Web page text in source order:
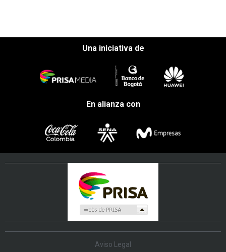
Una iniciativa de
En alianza con
Aviso Legal